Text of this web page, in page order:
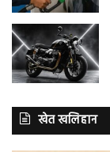
खेत खलिहान